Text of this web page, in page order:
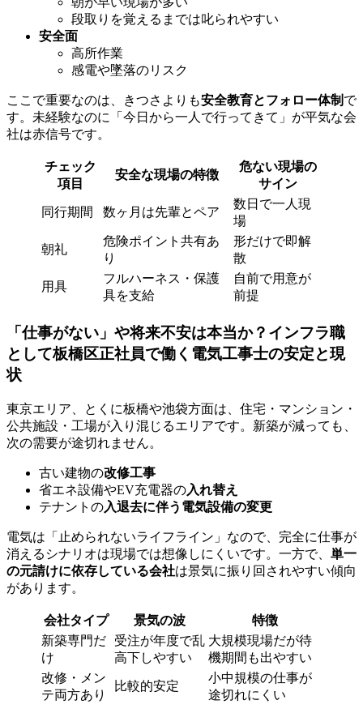
段取りを覚えるまでは叱られやすい
安全面
高所作業
感電や墜落のリスク
ここで重要なのは、きつさよりも安全教育とフォロー体制 で
す。未経験なのに「今日から一人で行ってきて」が平気な会
社は赤信号です。
チェック
項目
安全な現場の特徴
危ない現場の
サイン
同行期間 数ヶ月は先輩とペア
数日で一人現
場
朝礼
危険ポイント共有あ
り
形だけで即解
散
用具
フルハーネス・保護
具を支給
自前で用意が
前提
「仕事がない」や将来不安は本当か？インフラ職
として板橋区正社員で働く電気工事士の安定と現
状
東京エリア、とくに板橋や池袋方面は、住宅・マンション・
公共施設・工場が入り混じるエリアです。新築が減っても、
次の需要が途切れません。
古い建物の改修工事
省エネ設備やEV充電器の入れ替え
テナントの入退去に伴う電気設備の変更
電気は「止められないライフライン」なので、完全に仕事が
消えるシナリオは現場では想像しにくいです。一方で、 単一
の元請けに依存している会社は景気に振り回されやすい傾向
があります。
会社タイプ 景気の波
特徴
新築専門だ
け
受注が年度で乱
高下しやすい
大規模現場だが待
機期間も出やすい
改修・メン
テ両方あり
比較的安定
小中規模の仕事が
途切れにくい